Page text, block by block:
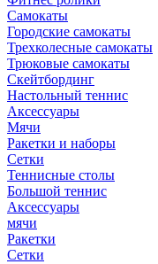
Самокаты
Городские самокаты
Трехколесные самокаты
Трюковые самокаты
Скейтбординг
Настольный теннис
Аксессуары
Мячи
Ракетки и наборы
Сетки
Теннисные столы
Большой теннис
Аксессуары
мячи
Ракетки
Сетки